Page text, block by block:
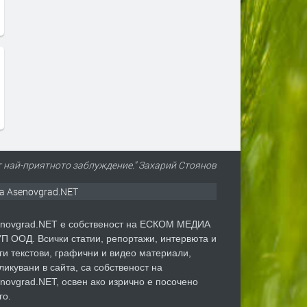
приятното заблуждение." Захарий Стоянов
Asenovgrad.NET
е собственост на ЕСКОМ МЕДИА
ООД. Всички статии, репортажи, интервюта и
текстови, графични и видео материали,
в сайта, са собственост на
освен ако изрично е посочено